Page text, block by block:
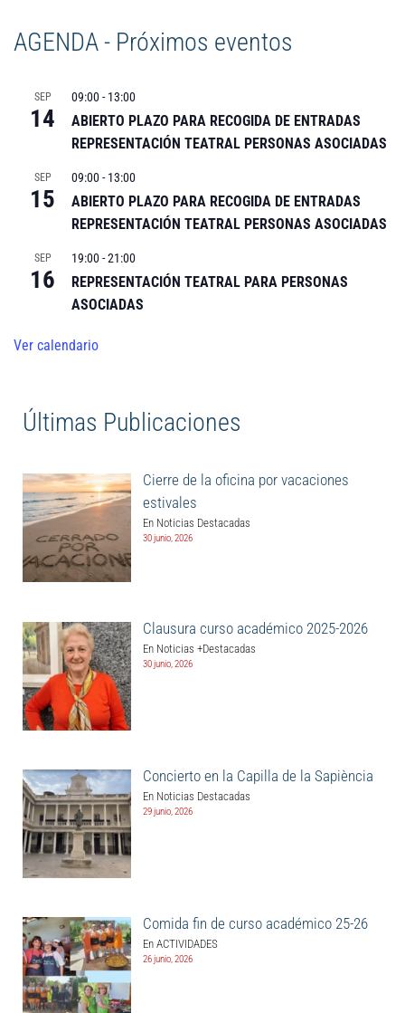
AGENDA - Próximos eventos
SEP
14
09:00-13:00
ABIERTO PLAZO PARA RECOGIDA DE ENTRADAS
REPRESENTACIÓN TEATRAL PERSONAS ASOCIADAS
SEP
15
09:00-13:00
ABIERTO PLAZO PARA RECOGIDA DE ENTRADAS
REPRESENTACIÓN TEATRAL PERSONAS ASOCIADAS
SEP
16
19:00-21:00
REPRESENTACIÓN TEATRAL PARA PERSONAS
ASOCIADAS
Ver calendario
Últimas Publicaciones
Cierre de la oficina por vacaciones
estivales
En Noticias Destacadas
30 junio, 2026
Clausura curso académico 2025-2026
En Noticias +Destacadas
30 junio, 2026
Concierto en la Capilla de la Sapiència
En Noticias Destacadas
29 junio, 2026
Comida fin de curso académico 25-26
En ACTIVIDADES
26 junio, 2026